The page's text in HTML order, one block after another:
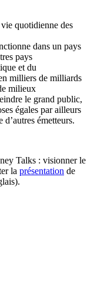
quotidienne des
dans un pays
pays
et du
milliers de milliards
milieux
le grand public,
égales par ailleurs
émetteurs.
Talks : visionner le
la présentation de